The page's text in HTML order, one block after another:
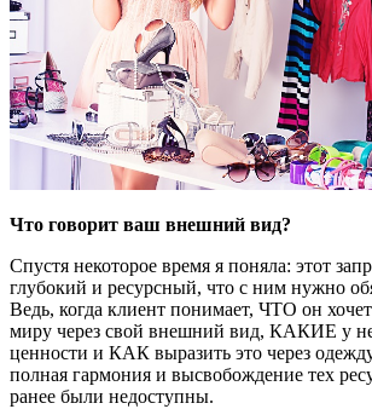
Что говорит ваш внешний вид?
Спустя некоторое время я поняла: этот
глубокий и ресурсный, что с ним нужно
Ведь, когда клиент понимает, ЧТО он хочет
миру через свой внешний вид, КАКИЕ у
ценности и КАК выразить это через
полная гармония и высвобождение тех
ранее были недоступны.